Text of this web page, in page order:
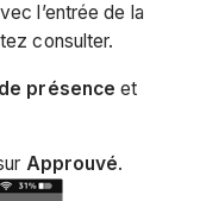
l’entrée de la
consulter.
présence et
Approuvé.